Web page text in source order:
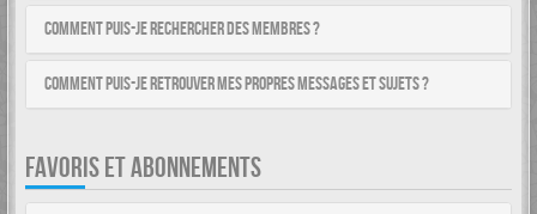
Comment puis-je rechercher des membres ?
Comment puis-je retrouver mes propres messages et sujets ?
FAVORIS ET ABONNEMENTS